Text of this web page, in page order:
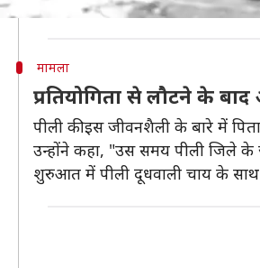
इसके बाद से इन्होंने कभी चाय के
मामला
प्रतियोगिता से लौटने के
पीली की इस जीवनशैली के बारे में
उन्होंने कहा, "उस समय पीली जिले के
शुरुआत में पीली दूधवाली चाय के साथ